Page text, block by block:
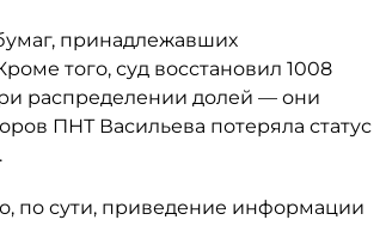
принадлежавших
того, суд восстановил 1008
распределении долей — они
ПНТ Васильева потеряла статус
по сути, приведение информации